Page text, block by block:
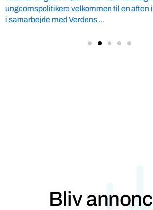
ungdomspolitikere velkommen til en aften
i samarbejde med Verdens ...
Bliv